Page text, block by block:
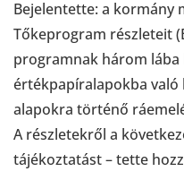
Bejelentette: a kormány
Tőkeprogram részleteit
programnak három lába
értékpapíralapokba való
alapokra történő
A részletekről a
tájékoztatást – tette